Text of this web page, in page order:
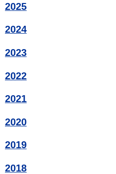
2025
2024
2023
2022
2021
2020
2019
2018